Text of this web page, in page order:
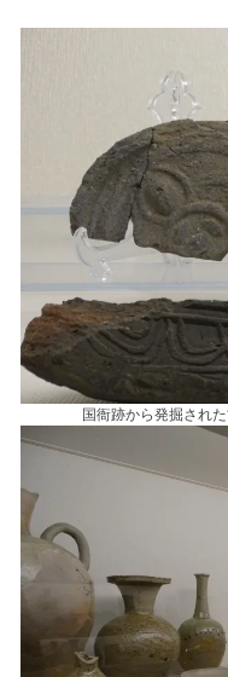
国衙跡から発掘され